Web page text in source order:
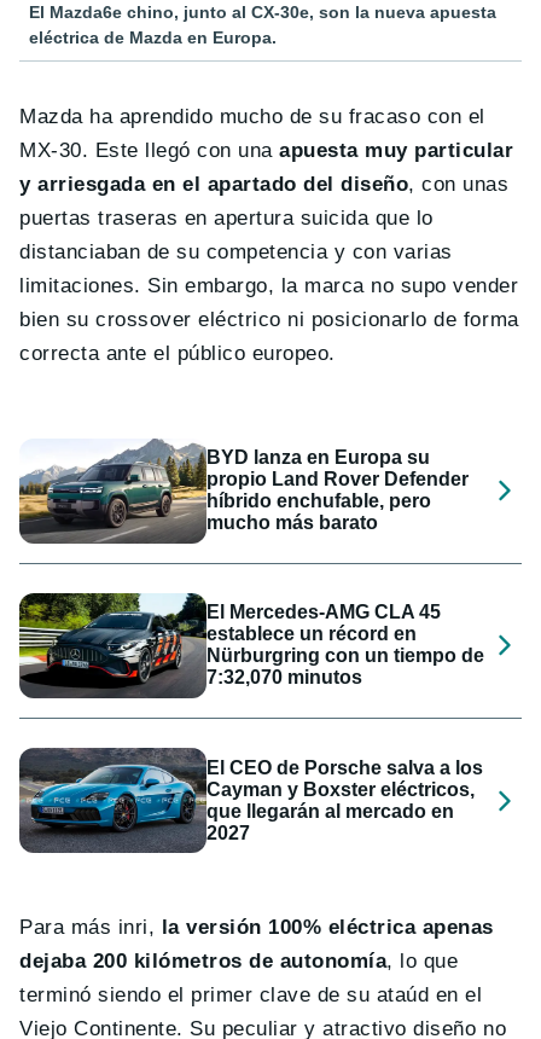
El Mazda6e chino, junto al CX-30e, son la nueva apuesta
eléctrica de Mazda en Europa.
Mazda ha aprendido mucho de su fracaso con el
MX-30. Este llegó con unaapuesta muy particular
y arriesgada en el apartado del diseño, con unas
puertas traseras en apertura suicida que lo
distanciaban de su competencia y con varias
limitaciones. Sin embargo, la marca no supo vender
bien su crossover eléctrico ni posicionarlo de forma
correcta ante el público europeo.
BYD lanza en Europa su
propio Land Rover Defender
híbrido enchufable, pero
mucho más barato
El Mercedes-AMG CLA 45
establece un récord en
Nürburgring con un tiempo de
7:32,070 minutos
El CEO de Porsche salva a los
Cayman y Boxster eléctricos,
que llegarán al mercado en
2027
Para más inri,
la versión 100% eléctrica apenas
dejaba 200 kilómetros de autonomía, lo que
terminó siendo el primer clave de su ataúd en el
Viejo Continente. Su peculiar y atractivo diseño no